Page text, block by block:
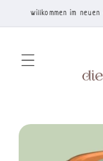
zum
Inhalt
willkommen im